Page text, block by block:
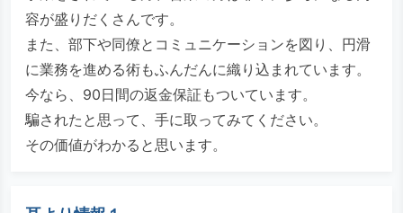
容が盛りだくさんです。
また、部下や同僚とコミュニケーションを図り、円滑
に業務を進める術もふんだんに織り込まれています。
今なら、90日間の返金保証もついています。
騙されたと思って、手に取ってみてください。
その価値がわかると思います。